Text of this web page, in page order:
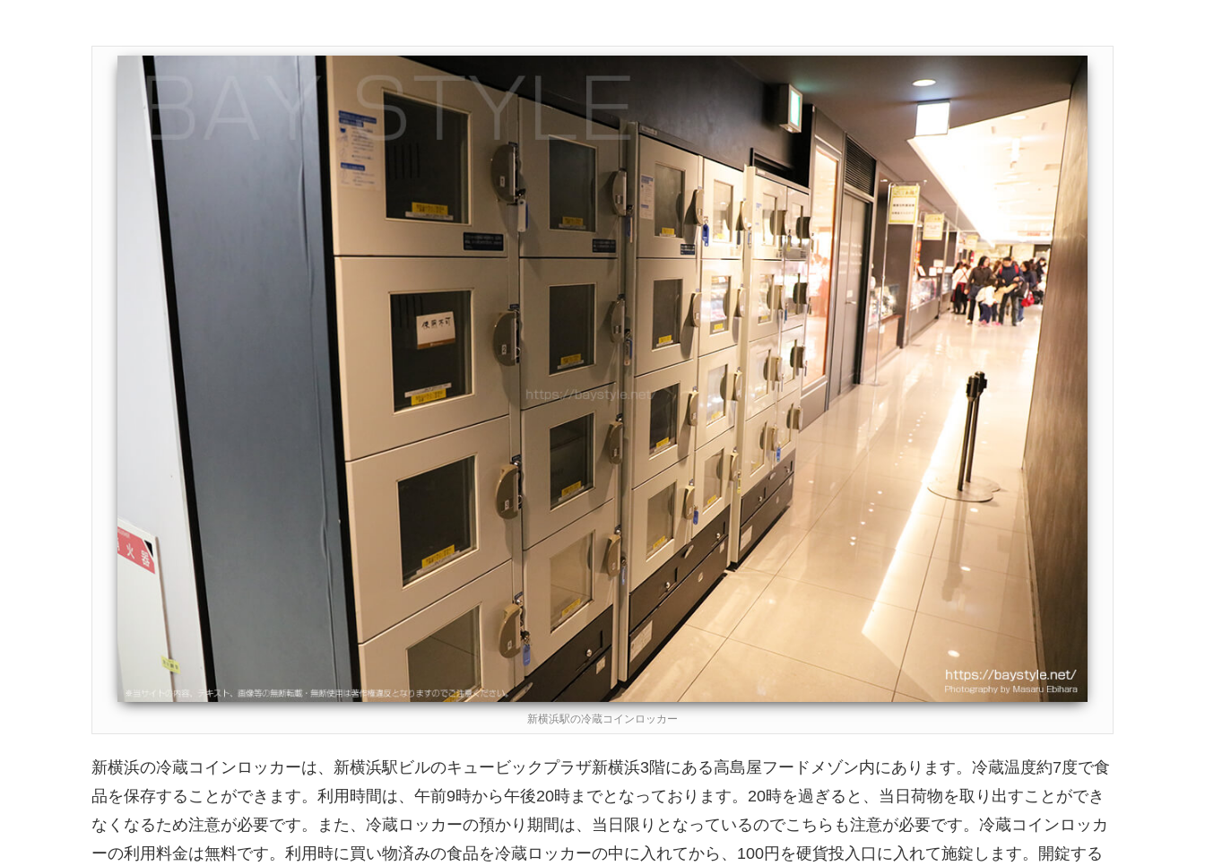
新横浜駅の冷蔵コインロッカー
新横浜の冷蔵コインロッカーは、新横浜駅ビルのキュービックプラザ新横浜3階にある高島屋フードメゾン内にあります。冷蔵温度約7度で食
品を保存することができます。利用時間は、午前9時から午後20時までとなっております。20時を過ぎると、当日荷物を取り出すことができ
なくなるため注意が必要です。また、冷蔵ロッカーの預かり期間は、当日限りとなっているのでこちらも注意が必要です。冷蔵コインロッカ
ーの利用料金は無料です。利用時に買い物済みの食品を冷蔵ロッカーの中に入れてから、100円を硬貨投入口に入れて施錠します。開錠する